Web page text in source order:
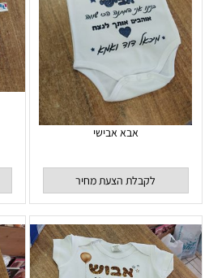
אבא אבישי
לקבלת הצעת מחיר